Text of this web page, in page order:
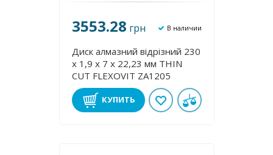
3553.28 грн В наличии
Диск алмазний відрізний 230
х 1,9 х 7 х 22,23 мм THІN
CUT FLEXOVІT ZA1205
КУПИТЬ